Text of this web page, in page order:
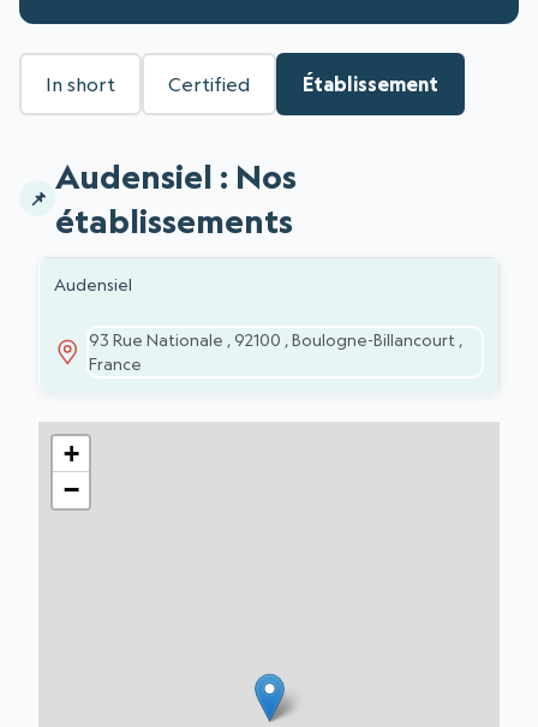
In short Certified Établissement
Audensiel : Nos
établissements
ESTABLISHMENTS
Audensiel
93 Rue Nationale , 92100 , Boulogne-Billancourt ,
France
+
−